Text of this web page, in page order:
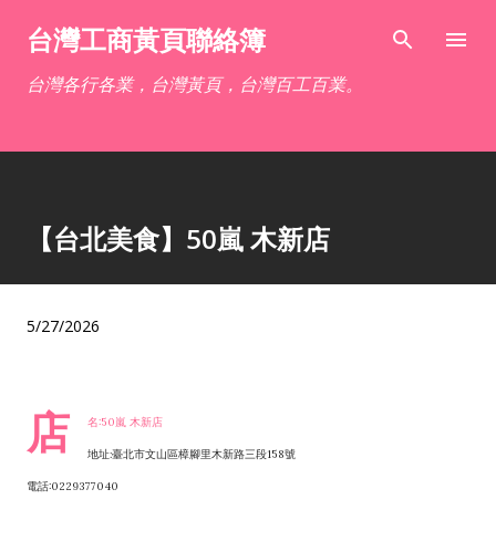
跳到主要內容
台灣工商黃頁聯絡簿
台灣各行各業，台灣黃頁，台灣百工百業。
【台北美食】50嵐 木新店
5/27/2026
店 名:50嵐 木新店
地址:臺北市文山區樟腳里木新路三段158號
電話:0229377040